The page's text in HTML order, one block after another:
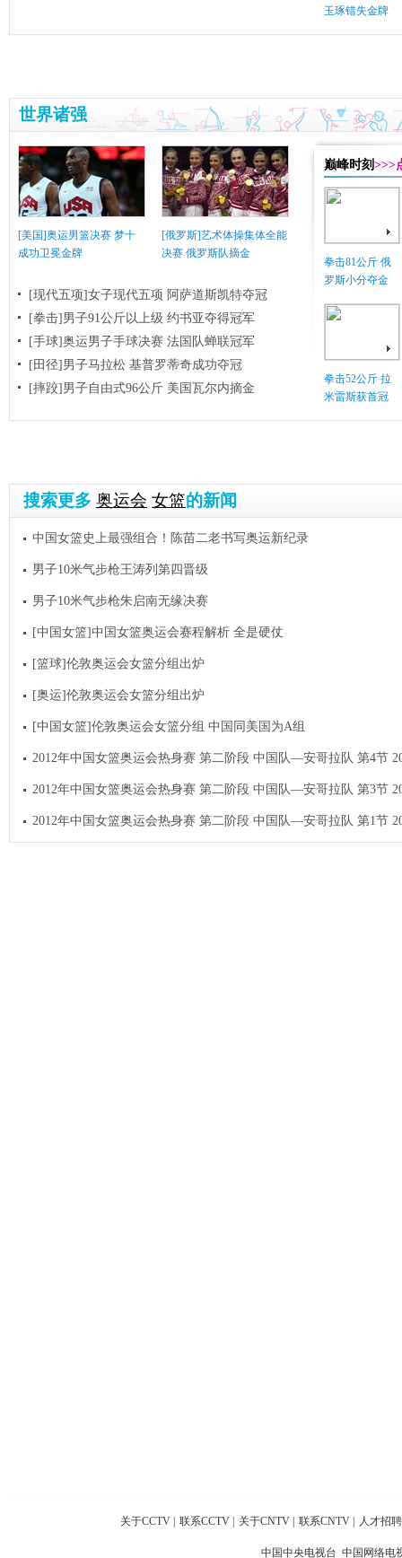
玉琢错失金牌
世界诸强
[美国]奥运男篮决赛 梦十
成功卫冕金牌
[俄罗斯]艺术体操集体全能
决赛 俄罗斯队摘金
[现代五项]女子现代五项 阿萨道斯凯特夺冠
[拳击]男子91公斤以上级 约书亚夺得冠军
[手球]奥运男子手球决赛 法国队蝉联冠军
[田径]男子马拉松 基普罗蒂奇成功夺冠
[摔跤]男子自由式96公斤 美国瓦尔内摘金
巅峰时刻>>>
拳击81公斤 俄
罗斯小分夺金
拳击52公斤 拉
米雷斯获首冠
搜索更多 奥运会 女篮的新闻
中国女篮史上最强组合！陈苗二老书写奥运新纪录
男子10米气步枪王涛列第四晋级
男子10米气步枪朱启南无缘决赛
[中国女篮]中国女篮奥运会赛程解析 全是硬仗
[篮球]伦敦奥运会女篮分组出炉
[奥运]伦敦奥运会女篮分组出炉
[中国女篮]伦敦奥运会女篮分组 中国同美国为A组
2012年中国女篮奥运会热身赛 第二阶段 中国队—安哥拉队 第4节
2012年中国女篮奥运会热身赛 第二阶段 中国队—安哥拉队 第3节
2012年中国女篮奥运会热身赛 第二阶段 中国队—安哥拉队 第1节
关于CCTV 联系CCTV 关于CNTV 联系CNTV 人才招聘
中国中央电视台 中国网络电